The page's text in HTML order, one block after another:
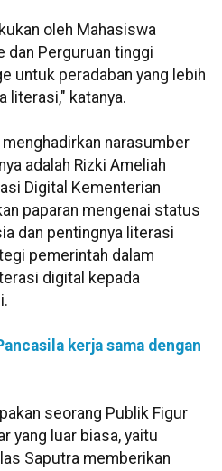
oleh Mahasiswa
dan Perguruan tinggi
untuk peradaban yang lebih
literasi," katanya.
narasumber
adalah Rizki Ameliah
Digital Kementerian
paparan mengenai status
dan pentingnya literasi
pemerintah dalam
digital kepada
kerja sama dengan
seorang Publik Figur
yang luar biasa, yaitu
Saputra memberikan